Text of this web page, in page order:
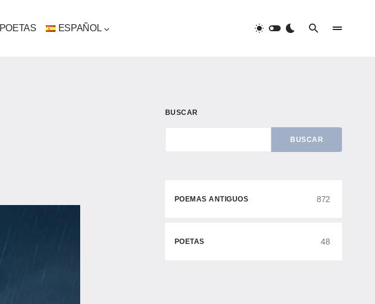
POETAS ESPAÑOL
BUSCAR
BUSCAR
POEMAS ANTIGUOS 872
POETAS 48